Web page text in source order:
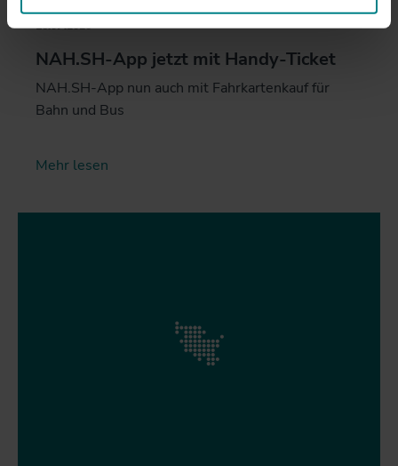
16.07.2020
NAH.SH-App jetzt mit Handy-Ticket
NAH.SH-App nun auch mit Fahrkartenkauf für
Bahn und Bus
Mehr lesen